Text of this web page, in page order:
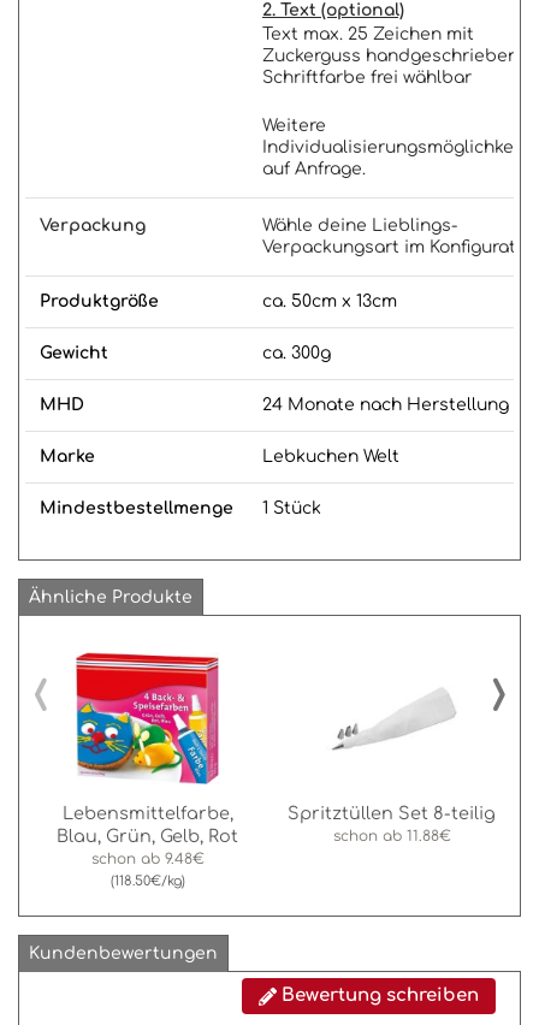
2. Text (optional)
Text max. 25 Zeichen mit
Zuckerguss handgeschrieben.
Schriftfarbe frei wählbar
Weitere
auf Anfrage.
Verpackung
Wähle deine Lieblings-
Verpackungsart im Konfigurator
Produktgröße ca. 50cm x 13cm
Gewicht ca. 300g
MHD 24 Monate nach Herstellung
Marke Lebkuchen Welt
Mindestbestellmenge 1 Stück
Ähnliche Produkte
Lebensmittelfarbe,
Blau, Grün, Gelb, Rot
schon ab 9.48€
(118.50€/kg)
Spritztüllen Set 8-teilig
schon ab 11.88€
‹ ›
Kundenbewertungen
Bewertung schreiben